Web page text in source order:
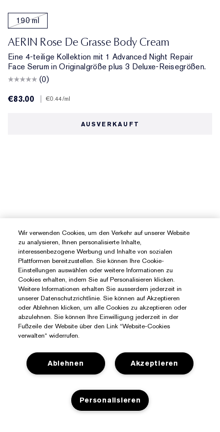
190 ml
AERIN Rose De Grasse Body Cream
Eine 4-teilige Kollektion mit 1 Advanced Night Repair
Face Serum in Originalgröße plus 3 Deluxe-Reisegrößen.
(0)
€83.00
€0.44/ml
AUSVERKAUFT
Sie Benötigen Hilfe?
Wir verwenden Cookies, um den Verkehr auf unserer Website
zu analysieren, Ihnen personalisierte Inhalte,
interessenbezogene Werbung und Inhalte von sozialen
Plattformen bereitzustellen. Sie können Ihre Cookie-
Einstellungen auswählen oder weitere Informationen zu
Cookies erhalten, indem Sie auf Personalisieren klicken.
Weitere Informationen erhalten Sie ausserdem jederzeit in
unserer Datenschutzrichtlinie. Sie können auf Akzeptieren
oder Ablehnen klicken, um alle Cookies zu akzeptieren oder
abzulehnen. Sie können Ihre Einwilligung jederzeit in der
Fußzeile der Website über den Link “Website-Cookies
verwalten“ widerrufen.
Akzeptieren
Ablehnen
Personalisieren